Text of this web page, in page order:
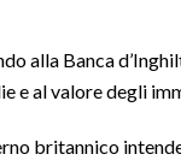
alla Banca
e al valore degli
britannico